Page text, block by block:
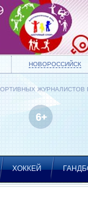
НОВОРОССИЙСК
ЖУРНАЛИСТОВ
ХОККЕЙ